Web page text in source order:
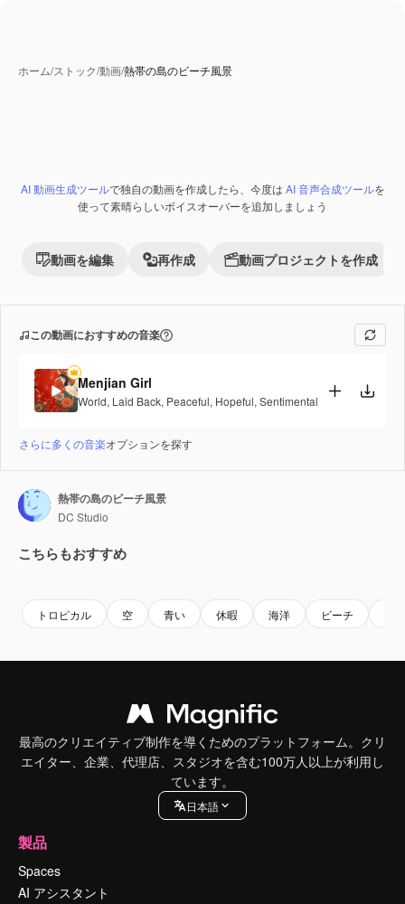
ホーム/ストック/動画/熱帯の島のビーチ風景
Premium
AI 動画生成ツールで独自の動画を作成したら、今度は AI 音声合成ツールを
使って素晴らしいボイスオーバーを追加しましょう
動画を編集 再作成 動画プロジェクトを作成
この動画におすすめの音楽
Menjian Girl
World, Laid Back, Peaceful, Hopeful, Sentimental
さらに多くの音楽オプションを探す
熱帯の島のビーチ風景
DC Studio
こちらもおすすめ
トロピカル 空 青い 休暇 海洋 ビーチ
最高のクリエイティブ制作を導くためのプラットフォーム。クリ
エイター、企業、代理店、スタジオを含む100万人以上が利用し
ています。
日本語
製品
Spaces
AI アシスタント